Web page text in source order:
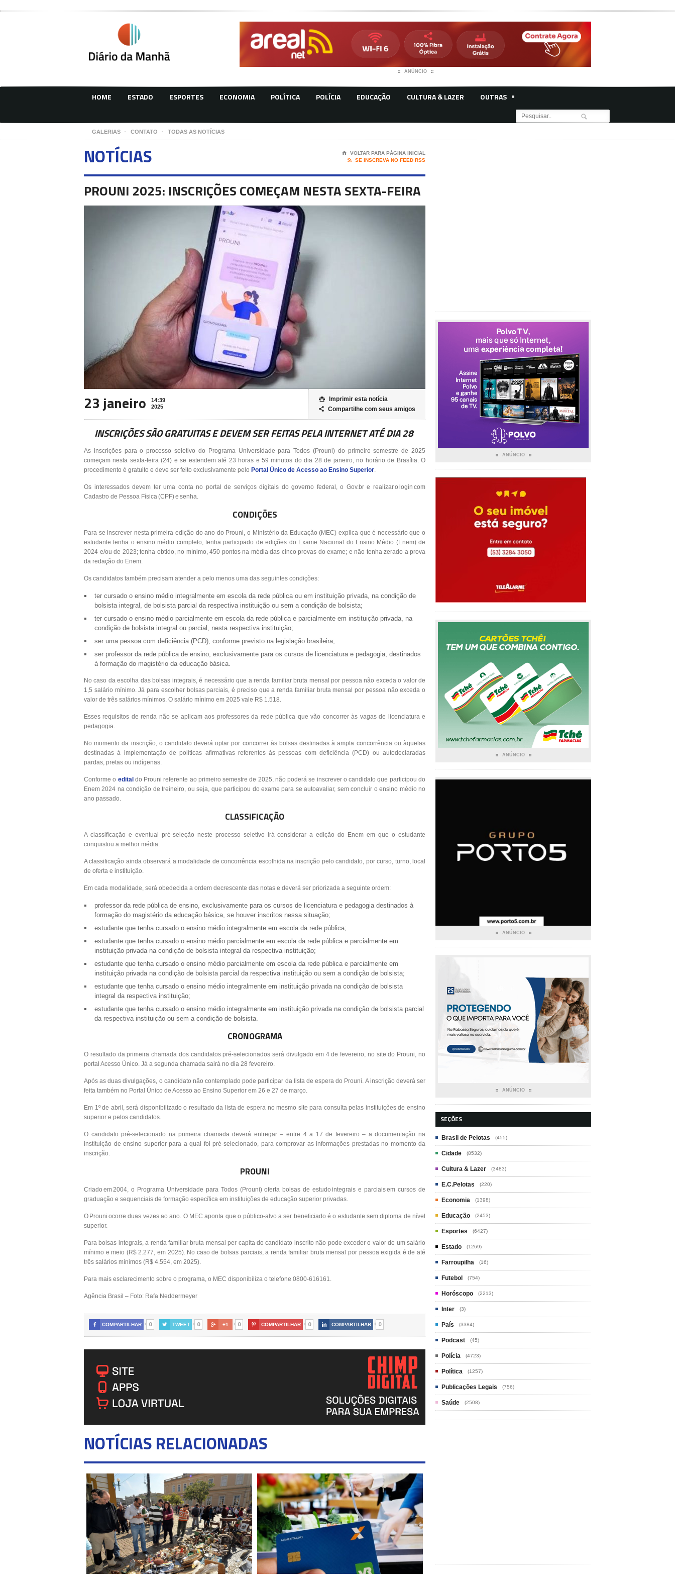
ANÚNCIO
HOME ESTADO ESPORTES ECONOMIA POLÍTICA POLÍCIA EDUCAÇÃO CULTURA & LAZER OUTRAS
GALERIAS CONTATO TODAS AS NOTÍCIAS
NOTÍCIAS ⌂
VOLTAR PARA PÁGINA INICIAL

SE INSCREVA NO FEED RSS
PROUNI 2025: INSCRIÇÕES COMEÇAM NESTA SEXTA-FEIRA
23 janeiro
14:39
2025
 Imprimir esta notícia
 Compartilhe com seus amigos
INSCRIÇÕES SÃO GRATUITAS E DEVEM SER FEITAS PELA INTERNET ATÉ DIA 28
As inscrições para o processo seletivo do Programa Universidade para Todos (Prouni) do primeiro semestre de 2025
começam nesta sexta-feira (24) e se estendem até 23 horas e 59 minutos do dia 28 de janeiro, no horário de Brasília. O
procedimento é gratuito e deve ser feito exclusivamente pelo Portal Único de Acesso ao Ensino Superior.
Os interessados devem ter uma conta no portal de serviços digitais do governo federal, o Gov.br e realizar o login com
Cadastro de Pessoa Física (CPF) e senha.
CONDIÇÕES
Para se inscrever nesta primeira edição do ano do Prouni, o Ministério da Educação (MEC) explica que é necessário que o
estudante tenha o ensino médio completo; tenha participado de edições do Exame Nacional do Ensino Médio (Enem) de
2024 e/ou de 2023; tenha obtido, no mínimo, 450 pontos na média das cinco provas do exame; e não tenha zerado a prova
da redação do Enem.
Os candidatos também precisam atender a pelo menos uma das seguintes condições:
ter cursado o ensino médio integralmente em escola da rede pública ou em instituição privada, na condição de
bolsista integral, de bolsista parcial da respectiva instituição ou sem a condição de bolsista;
ter cursado o ensino médio parcialmente em escola da rede pública e parcialmente em instituição privada, na
condição de bolsista integral ou parcial, nesta respectiva instituição;
ser uma pessoa com deficiência (PCD), conforme previsto na legislação brasileira;
ser professor da rede pública de ensino, exclusivamente para os cursos de licenciatura e pedagogia, destinados
à formação do magistério da educação básica.
No caso da escolha das bolsas integrais, é necessário que a renda familiar bruta mensal por pessoa não exceda o valor de
1,5 salário mínimo. Já para escolher bolsas parciais, é preciso que a renda familiar bruta mensal por pessoa não exceda o
valor de três salários mínimos. O salário mínimo em 2025 vale R$ 1.518.
Esses requisitos de renda não se aplicam aos professores da rede pública que vão concorrer às vagas de licenciatura e
pedagogia.
No momento da inscrição, o candidato deverá optar por concorrer às bolsas destinadas à ampla concorrência ou àquelas
destinadas à implementação de políticas afirmativas referentes às pessoas com deficiência (PCD) ou autodeclaradas
pardas, pretas ou indígenas.
Conforme o edital do Prouni referente ao primeiro semestre de 2025, não poderá se inscrever o candidato que participou do
Enem 2024 na condição de treineiro, ou seja, que participou do exame para se autoavaliar, sem concluir o ensino médio no
ano passado.
CLASSIFICAÇÃO
A classificação e eventual pré-seleção neste processo seletivo irá considerar a edição do Enem em que o estudante
conquistou a melhor média.
A classificação ainda observará a modalidade de concorrência escolhida na inscrição pelo candidato, por curso, turno, local
de oferta e instituição.
Em cada modalidade, será obedecida a ordem decrescente das notas e deverá ser priorizada a seguinte ordem:
professor da rede pública de ensino, exclusivamente para os cursos de licenciatura e pedagogia destinados à
formação do magistério da educação básica, se houver inscritos nessa situação;
estudante que tenha cursado o ensino médio integralmente em escola da rede pública;
estudante que tenha cursado o ensino médio parcialmente em escola da rede pública e parcialmente em
instituição privada na condição de bolsista integral da respectiva instituição;
estudante que tenha cursado o ensino médio parcialmente em escola da rede pública e parcialmente em
instituição privada na condição de bolsista parcial da respectiva instituição ou sem a condição de bolsista;
estudante que tenha cursado o ensino médio integralmente em instituição privada na condição de bolsista
integral da respectiva instituição;
estudante que tenha cursado o ensino médio integralmente em instituição privada na condição de bolsista parcial
da respectiva instituição ou sem a condição de bolsista.
CRONOGRAMA
O resultado da primeira chamada dos candidatos pré-selecionados será divulgado em 4 de fevereiro, no site do Prouni, no
portal Acesso Único. Já a segunda chamada sairá no dia 28 fevereiro.
Após as duas divulgações, o candidato não contemplado pode participar da lista de espera do Prouni. A inscrição deverá ser
feita também no Portal Único de Acesso ao Ensino Superior em 26 e 27 de março.
Em 1º de abril, será disponibilizado o resultado da lista de espera no mesmo site para consulta pelas instituições de ensino
superior e pelos candidatos.
O candidato pré-selecionado na primeira chamada deverá entregar – entre 4 a 17 de fevereiro – a documentação na
instituição de ensino superior para a qual foi pré-selecionado, para comprovar as informações prestadas no momento da
inscrição.
PROUNI
Criado em 2004, o Programa Universidade para Todos (Prouni) oferta bolsas de estudo integrais e parciais em cursos de
graduação e sequenciais de formação específica em instituições de educação superior privadas.
O Prouni ocorre duas vezes ao ano. O MEC aponta que o público-alvo a ser beneficiado é o estudante sem diploma de nível
superior.
Para bolsas integrais, a renda familiar bruta mensal per capita do candidato inscrito não pode exceder o valor de um salário
mínimo e meio (R$ 2.277, em 2025). No caso de bolsas parciais, a renda familiar bruta mensal por pessoa exigida é de até
três salários mínimos (R$ 4.554, em 2025).
Para mais esclarecimento sobre o programa, o MEC disponibiliza o telefone 0800-616161.
Agência Brasil – Foto: Rafa Neddermeyer
 COMPARTILHAR 0  TWEET 0  +1 0  COMPARTILHAR 0  COMPARTILHAR 0
NOTÍCIAS RELACIONADAS
ANÚNCIO
ANÚNCIO
ANÚNCIO
ANÚNCIO
SEÇÕES
Brasil de Pelotas (455)
Cidade (8532)
Cultura & Lazer (3483)
E.C.Pelotas (220)
Economia (1398)
Educação (2453)
Esportes (6427)
Estado (1269)
Farroupilha (16)
Futebol (754)
Horóscopo (2213)
Inter (3)
País (3384)
Podcast (45)
Polícia (4723)
Política (1257)
Publicações Legais (756)
Saúde (2508)